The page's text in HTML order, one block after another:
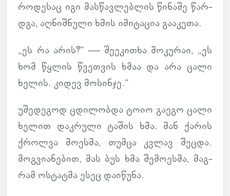
რო­დე­საც იგი მას­წავ­ლებ­ლის წი­ნაშე წარ­
დგა, აღ­ნიშ­ნული ხმის იმი­ტა­ცია გა­ა­კეთა.
„ეს რა არის?“ — შე­ე­კი­თხა მო­კუ­რაი, „ეს
ხომ წყლის წვეთ­ვის ხმაა და არა ცალი
ხელის. კიდევ მო­სინჯე.“
უშე­დე­გოდ ცდი­ლობდა ტოიო გაეგო ცალი
ხელით დაკ­რული ტაშის ხმა. მან ქარის
ქროლვა მო­ესმა, თუმცა კვლავ შეცდა.
მოგ­ვი­ა­ნე­ბით, მას ბუს ხმა შე­მო­ესმა, მაგ­
რამ ოს­ტატმა ესეც და­ი­წუნა.